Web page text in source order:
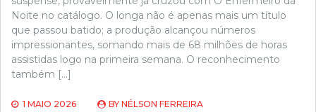
Noite no catálogo. O longa não é apenas mais um título
que passou batido; a produção alcançou números
impressionantes, somando mais de 68 milhões de horas
assistidas logo na primeira semana. O reconhecimento
também […]
1 MAIO 2026 BY NÉLSON FERREIRA